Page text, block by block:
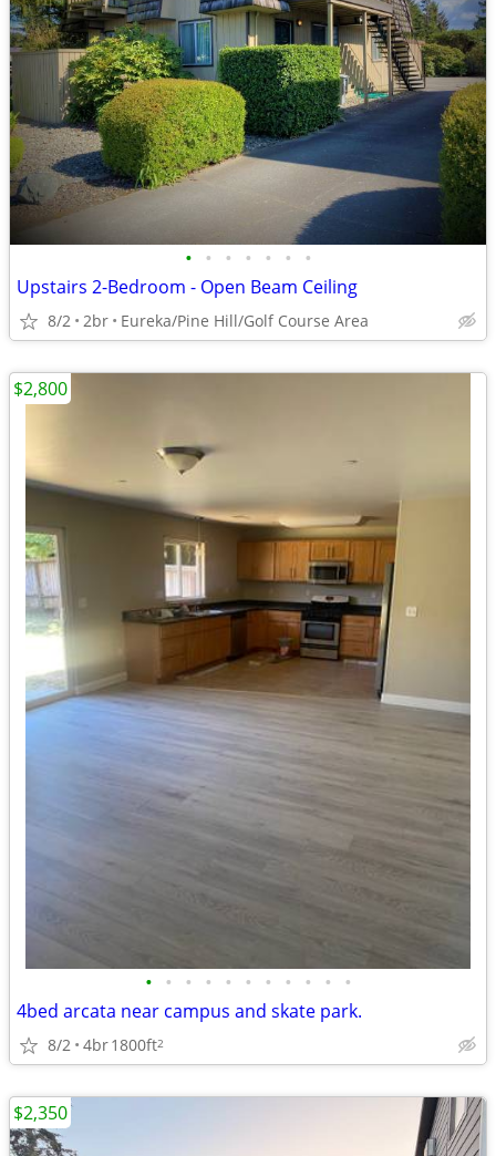
• • • • • • •
Upstairs 2-Bedroom - Open Beam Ceiling
8/2 2br Eureka/Pine Hill/Golf Course Area
• • • • • • • • • • •
4bed arcata near campus and skate park.
8/2 4br1800ft2
$2,800
$2,350